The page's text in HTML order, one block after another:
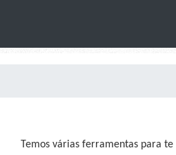
Temos várias ferramentas para